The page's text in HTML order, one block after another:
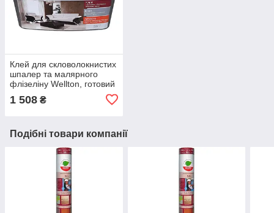
Клей для скловолокнистих
шпалер та малярного
флізеліну Wellton, готовий
1 508 ₴
Подібні товари компанії